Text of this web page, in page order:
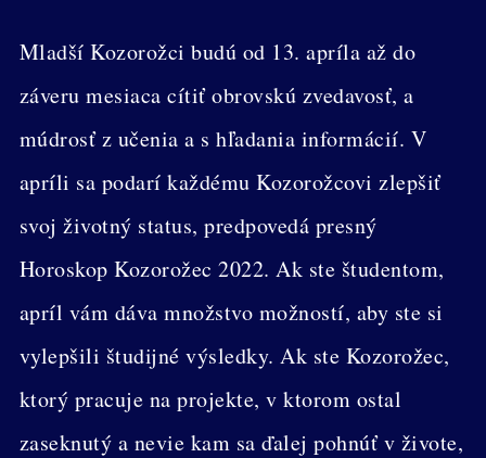
Mladší Kozorožci budú od 13. apríla až do
záveru mesiaca cítiť obrovskú zvedavosť, a
múdrosť z učenia a s hľadania informácií. V
apríli sa podarí každému Kozorožcovi zlepšiť
svoj životný status, predpovedá presný
Horoskop Kozorožec 2022. Ak ste študentom,
apríl vám dáva množstvo možností, aby ste si
vylepšili študijné výsledky. Ak ste Kozorožec,
ktorý pracuje na projekte, v ktorom ostal
zaseknutý a nevie kam sa ďalej pohnúť v živote,